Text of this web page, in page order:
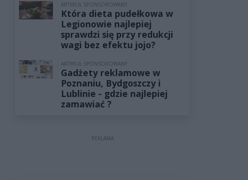
ARTYKUŁ SPONSOROWANY
Która dieta pudełkowa w
Legionowie najlepiej
sprawdzi się przy redukcji
wagi bez efektu jojo?
ARTYKUŁ SPONSOROWANY
Gadżety reklamowe w
Poznaniu, Bydgoszczy i
Lublinie - gdzie najlepiej
zamawiać ?
REKLAMA